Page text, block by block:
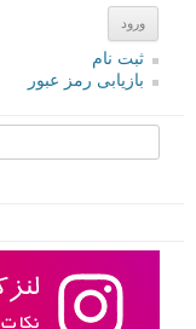
پاسخ خواهم داد.
رمز عبور
مرا به خاطر بسپار